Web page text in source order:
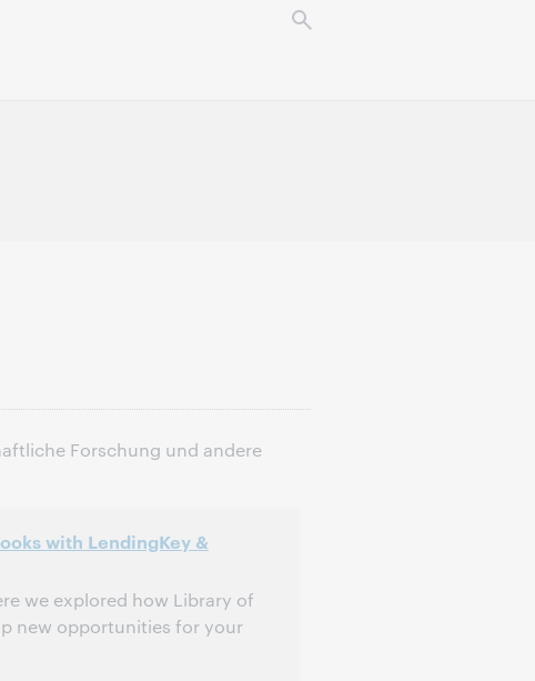
Forschung und andere
with LendingKey &
we explored how Library of
new opportunities for your